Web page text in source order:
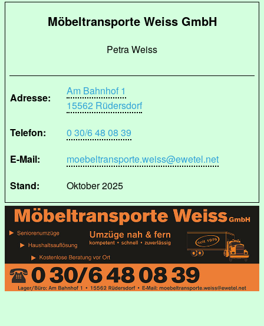
Möbeltransporte Weiss GmbH
Petra Weiss
Adresse:
Am Bahnhof 1
15562 Rüdersdorf
Telefon:
0 30/6 48 08 39
E-Mail:
moebeltransporte.weiss@ewetel.net
Stand:
Oktober 2025